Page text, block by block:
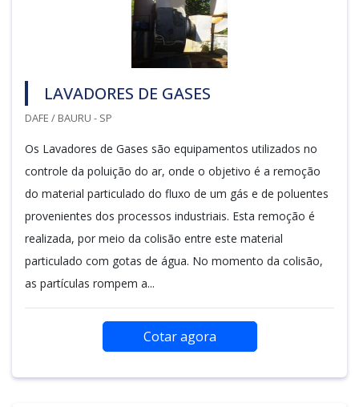
LAVADORES DE GASES
DAFE / BAURU - SP
Os Lavadores de Gases são equipamentos utilizados no
controle da poluição do ar, onde o objetivo é a remoção
do material particulado do fluxo de um gás e de poluentes
provenientes dos processos industriais. Esta remoção é
realizada, por meio da colisão entre este material
particulado com gotas de água. No momento da colisão,
as partículas rompem a...
Cotar agora